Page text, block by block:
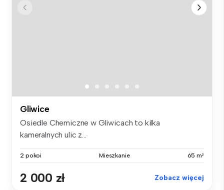
Gliwice
Osiedle Chemiczne w Gliwicach to kilka
kameralnych ulic z...
2 pokoi Mieszkanie 65 m²
2 000 zł Zobacz więcej